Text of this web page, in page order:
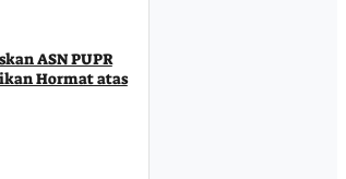
ASN PUPR
Hormat atas